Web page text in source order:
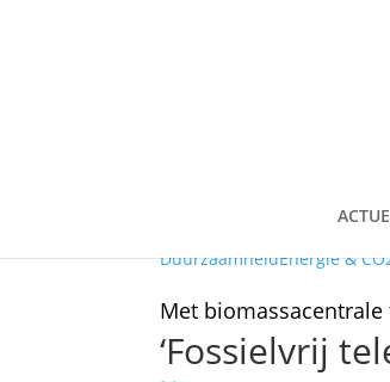
DuurzaamheidEnergie &
Met
‘Fossielvrij